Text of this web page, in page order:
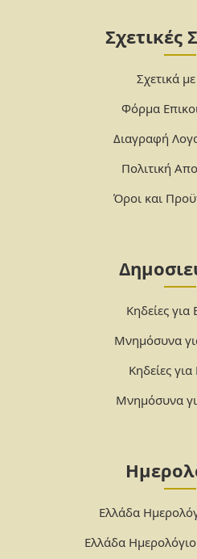
Σχετικές
Σχετικά
Φόρμα
Διαγραφή
Πολιτική
Όροι και
Κηδείες για
Μνημόσυνα
Κηδείες
Μνημόσυνα
Ελλάδα
Ελλάδα